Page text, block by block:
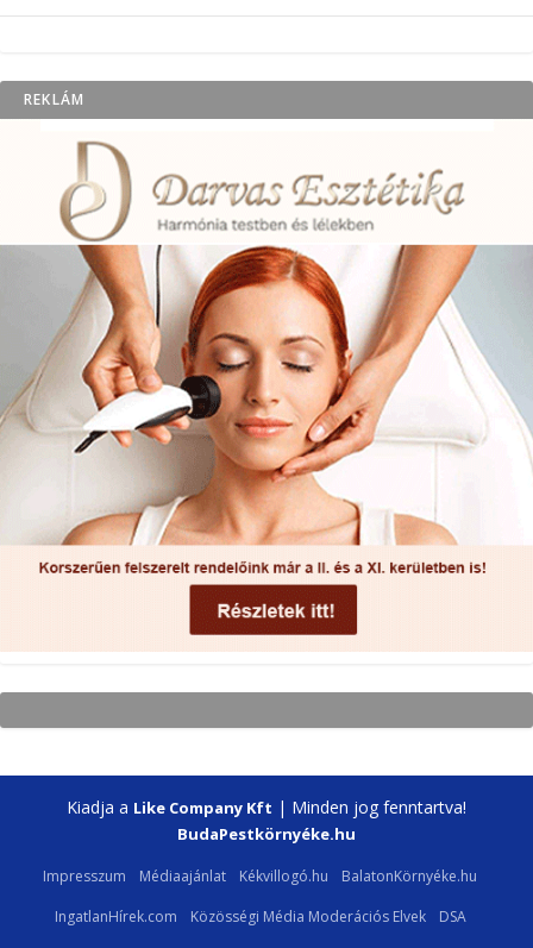
REKLÁM
Kiadja a Like Company Kft | Minden jog fenntartva!
BudaPestkörnyéke.hu
Impresszum Médiaajánlat Kékvillogó.hu
BalatonKörnyéke.hu
IngatlanHírek.com
Közösségi Média Moderációs Elvek
DSA